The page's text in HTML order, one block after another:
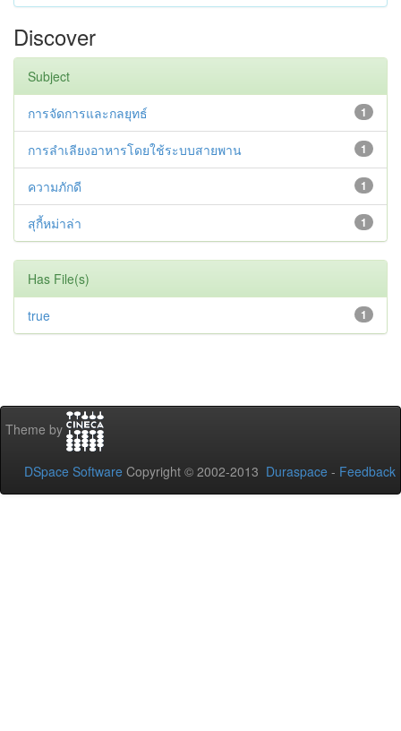
Discover
Subject
1
การจัดการและกลยุทธ์
1
การลำเลียงอาหารโดยใช้ระบบสายพาน
1
ความภักดี
1
สุกี้หม่าล่า
Has File(s)
1
true
Theme by
DSpace Software Copyright © 2002-2013 Duraspace - Feedback